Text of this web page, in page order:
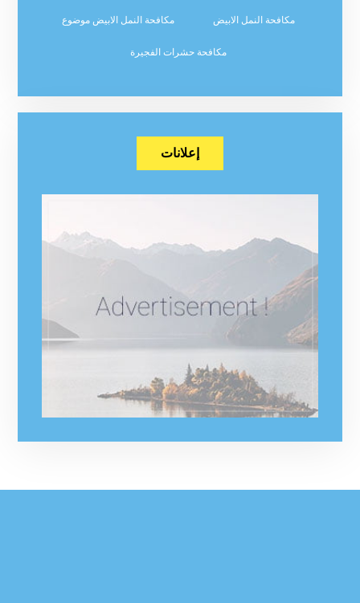
مكافحة النمل الابيض مكافحة النمل الابيض موضوع
مكافحة حشرات الفجيرة
إعلانات